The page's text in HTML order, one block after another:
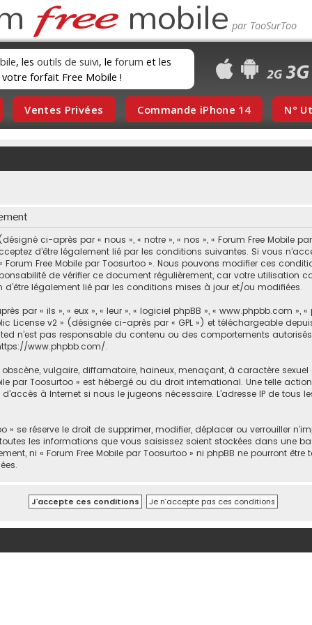
mobile
, les outils de suivi, le forum et les
forfait Free Mobile !
Ventes Privées Commande iPhone 14 N°
ci-après par « nous », « notre », « nos », « Forum Free Mobile
d’être légalement lié par les conditions suivantes. Si vous
Forum Free Mobile par Toosurtoo ». Nous pouvons modifier ces
de vérifier ce document régulièrement, car votre utilisation
légalement lié par les conditions mises à jour et/ou modifiées.
par « ils », « eux », « leur », « logiciel phpBB », « www.phpbb.com »,
License v2 » (désignée ci-après par « GPL ») et téléchargeable
n’est pas responsable du contenu ou des comportements
www.phpbb.com/.
vulgaire, diffamatoire, haineux, menaçant, à caractère
par Toosurtoo » est hébergé ou du droit international. Une telle
à Internet si nous le jugeons nécessaire. L’adresse IP de tous
» se réserve le droit de supprimer, modifier, déplacer ou verrouiller
les informations que vous saisissez soient stockées dans une
ni « Forum Free Mobile par Toosurtoo » ni phpBB ne pourront